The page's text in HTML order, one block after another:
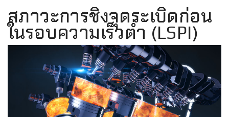
สภาวะการชิงจุดระเบิดก่อน
ในรอบความเร็วต่ำ (LSPI)